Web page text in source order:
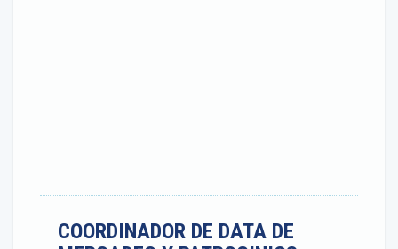
COORDINADOR DE DATA DE